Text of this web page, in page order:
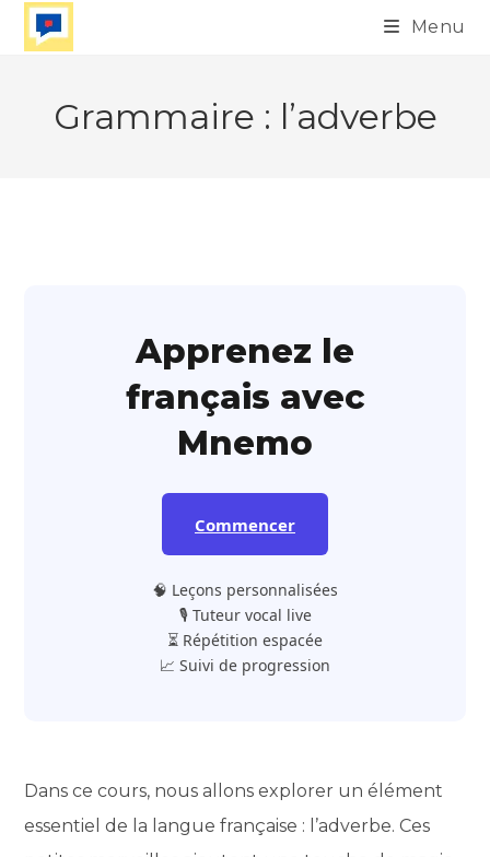
Skip
Menu
Grammaire : l’adverbe
Apprenez le
français avec
Mnemo
Commencer
🧠 Leçons personnalisées
🎙️ Tuteur vocal live
⏳ Répétition espacée
📈 Suivi de progression
Dans ce cours, nous allons explorer un élément
essentiel de la langue française : l’adverbe. Ces